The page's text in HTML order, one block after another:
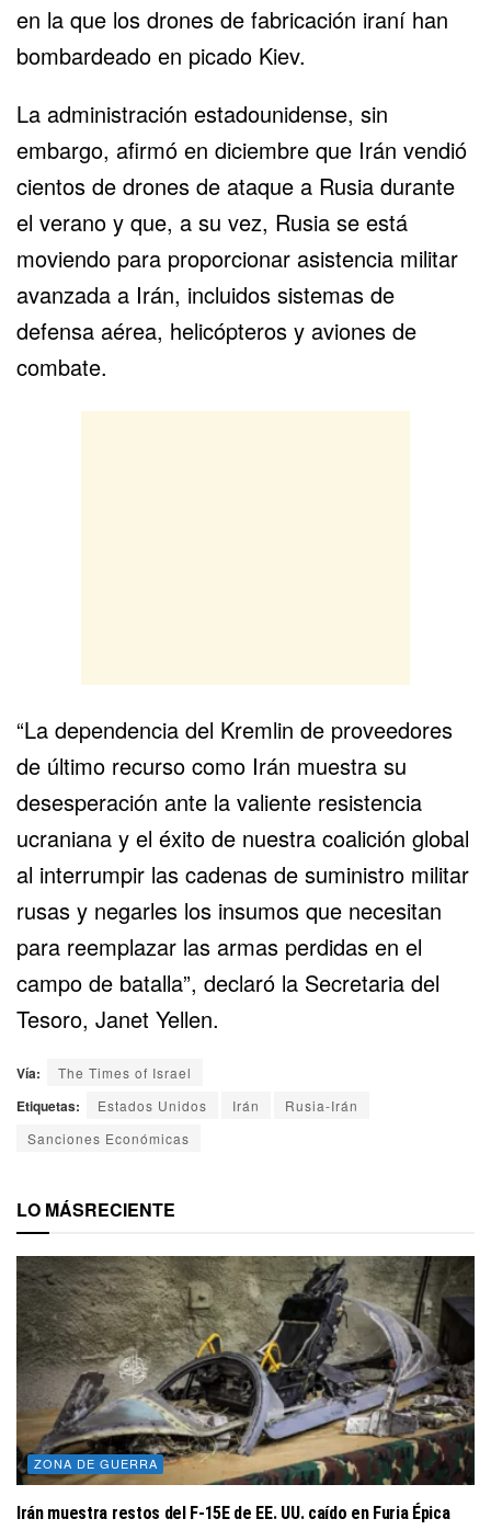
en la que los drones de fabricación iraní han
bombardeado en picado Kiev.
La administración estadounidense, sin
embargo, afirmó en diciembre que Irán vendió
cientos de drones de ataque a Rusia durante
el verano y que, a su vez, Rusia se está
moviendo para proporcionar asistencia militar
avanzada a Irán, incluidos sistemas de
defensa aérea, helicópteros y aviones de
combate.
“La dependencia del Kremlin de proveedores
de último recurso como Irán muestra su
desesperación ante la valiente resistencia
ucraniana y el éxito de nuestra coalición global
al interrumpir las cadenas de suministro militar
rusas y negarles los insumos que necesitan
para reemplazar las armas perdidas en el
campo de batalla”, declaró la Secretaria del
Tesoro, Janet Yellen.
Vía: The Times of Israel
Etiquetas: Estados Unidos Irán
Rusia-Irán
Sanciones Económicas
LO MÁSRECIENTE
ZONA DE GUERRA
Irán muestra restos del F-15E de EE. UU. caído en Furia Épica